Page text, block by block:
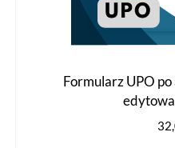
Formularz UPO